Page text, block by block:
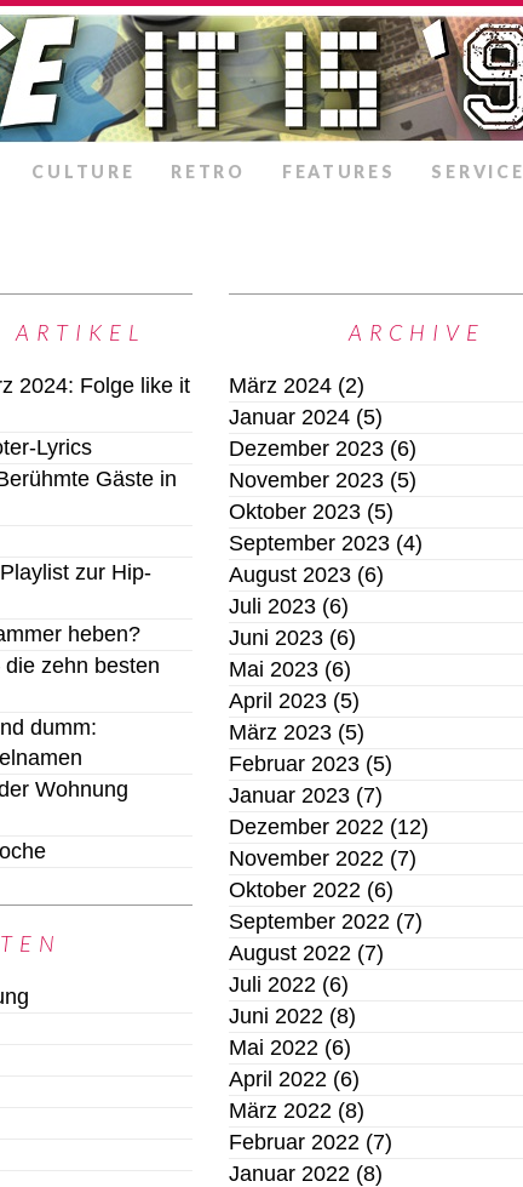
CULTURE RETRO FEATURES SERVICE
ARTIKEL
2024: Folge like it
Lyrics
Gäste in
zur Hip-
heben?
zehn besten
dumm:
Wohnung
ARCHIVE
März 2024 (2)
Januar 2024 (5)
Dezember 2023 (6)
November 2023 (5)
Oktober 2023 (5)
September 2023 (4)
August 2023 (6)
Juli 2023 (6)
Juni 2023 (6)
Mai 2023 (6)
April 2023 (5)
März 2023 (5)
Februar 2023 (5)
Januar 2023 (7)
Dezember 2022 (12)
November 2022 (7)
Oktober 2022 (6)
September 2022 (7)
August 2022 (7)
Juli 2022 (6)
Juni 2022 (8)
Mai 2022 (6)
April 2022 (6)
März 2022 (8)
Februar 2022 (7)
Januar 2022 (8)